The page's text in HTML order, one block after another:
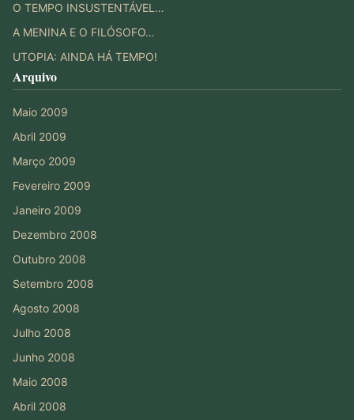
O TEMPO INSUSTENTÁVEL…
A MENINA E O FILÓSOFO…
UTOPIA: AINDA HÁ TEMPO!
Arquivo
Maio 2009
Abril 2009
Março 2009
Fevereiro 2009
Janeiro 2009
Dezembro 2008
Outubro 2008
Setembro 2008
Agosto 2008
Julho 2008
Junho 2008
Maio 2008
Abril 2008